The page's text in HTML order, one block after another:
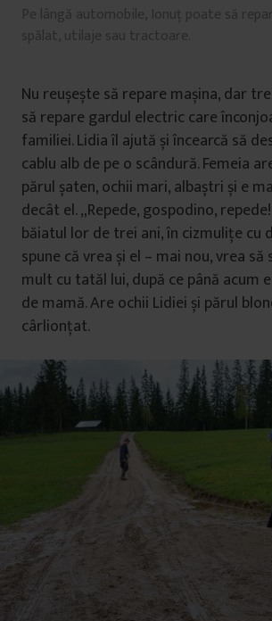
Pe lângă automobile, Ionuț poate să
spălat, utilaje sau tractoare.
Nu reușește să repare mașina, dar
să repare gardul electric care
familiei. Lidia îl ajută și încearcă să
cablu alb de pe o scândură. Femeia
părul șaten, ochii mari, albaștri și e
decât el. „Repede, gospodino,
băiatul lor de trei ani, în cizmulițe cu
spune că vrea și el – mai nou, vrea
mult cu tatăl lui, după ce până acum
de mamă. Are ochii Lidiei și părul
cârlionțat.